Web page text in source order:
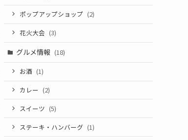
ポップアップショップ (2)
花火大会 (3)
グルメ情報 (18)
お酒 (1)
カレー (2)
スイーツ (5)
ステーキ・ハンバーグ (1)